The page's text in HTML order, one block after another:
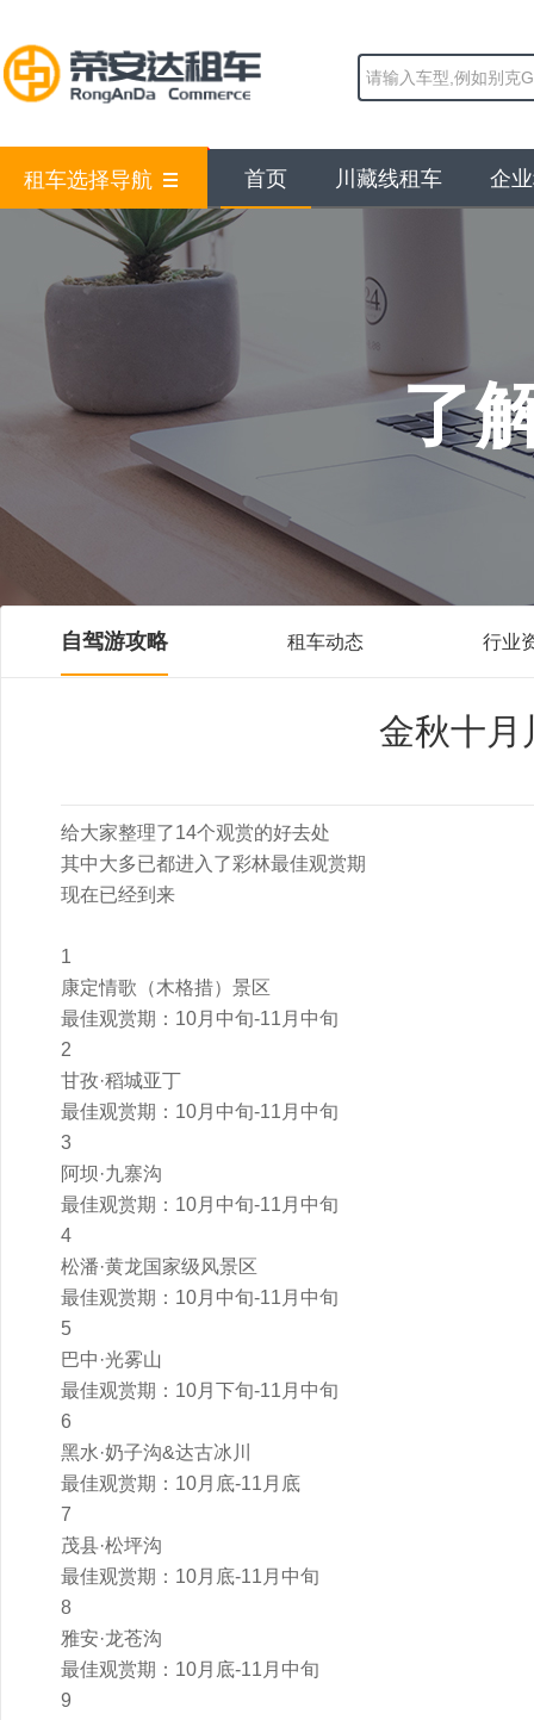
租车选择导航 首页 川藏线租车 企
了
自驾游攻略 租车动态 行业
金秋十月
给大家整理了14个观赏的好去处
其中大多已都进入了彩林最佳观赏期
现在已经到来
1
康定情歌（木格措）景区
最佳观赏期：10月中旬-11月中旬
2
甘孜·稻城亚丁
最佳观赏期：10月中旬-11月中旬
3
阿坝·九寨沟
最佳观赏期：10月中旬-11月中旬
4
松潘·黄龙国家级风景区
最佳观赏期：10月中旬-11月中旬
5
巴中·光雾山
最佳观赏期：10月下旬-11月中旬
6
黑水·奶子沟&达古冰川
最佳观赏期：10月底-11月底
7
茂县·松坪沟
最佳观赏期：10月底-11月中旬
8
雅安·龙苍沟
最佳观赏期：10月底-11月中旬
9